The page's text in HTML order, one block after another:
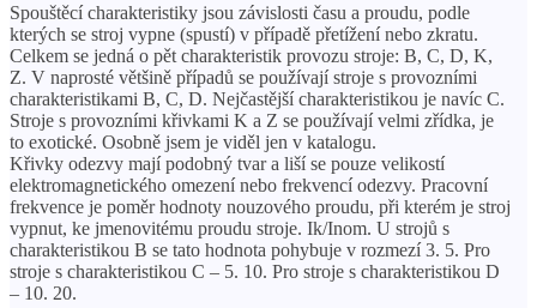
Spouštěcí charakteristiky jsou závislosti času a proudu, podle
kterých se stroj vypne (spustí) v případě přetížení nebo zkratu.
Celkem se jedná o pět charakteristik provozu stroje: B, C, D, K,
Z. V naprosté většině případů se používají stroje s provozními
charakteristikami B, C, D. Nejčastější charakteristikou je navíc C.
Stroje s provozními křivkami K a Z se používají velmi zřídka, je
to exotické. Osobně jsem je viděl jen v katalogu.
Křivky odezvy mají podobný tvar a liší se pouze velikostí
elektromagnetického omezení nebo frekvencí odezvy. Pracovní
frekvence je poměr hodnoty nouzového proudu, při kterém je stroj
vypnut, ke jmenovitému proudu stroje. Ik/Inom. U strojů s
charakteristikou B se tato hodnota pohybuje v rozmezí 3. 5. Pro
stroje s charakteristikou C – 5. 10. Pro stroje s charakteristikou D
– 10. 20.